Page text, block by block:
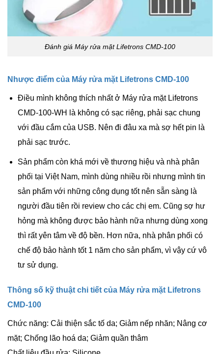
Đánh giá Máy rửa mặt Lifetrons CMD-100
Nhược điểm của Máy rửa mặt Lifetrons CMD-100
Điều mình không thích nhất ở Máy rửa mặt Lifetrons
CMD-100-WH là không có sạc riêng, phải sạc chung
với đầu cắm của USB. Nên đi đâu xa mà sợ hết pin là
phải sạc trước.
Sản phẩm còn khá mới về thương hiệu và nhà phân
phối tại Việt Nam, mình dùng nhiều rồi nhưng mình tin
sản phẩm với những công dụng tốt nên sẵn sàng là
người đầu tiên rồi review cho các chị em. Cũng sợ hư
hỏng mà không được bảo hành nữa nhưng dùng xong
thì rất yên tâm về độ bền. Hơn nữa, nhà phân phối có
chế độ bảo hành tốt 1 năm cho sản phẩm, vì vậy cứ vô
tư sử dụng.
Thông số kỹ thuật chi tiết của Máy rửa mặt Lifetrons
CMD-100
Chức năng: Cải thiện sắc tố da; Giảm nếp nhăn; Nâng cơ
mặt; Chống lão hoá da; Giảm quần thâm